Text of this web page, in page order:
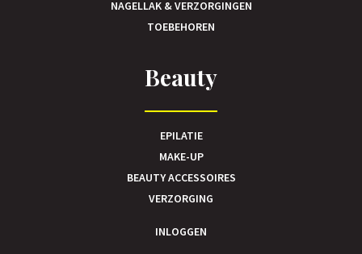
NAGELLAK & VERZORGINGEN
TOEBEHOREN
Beauty
EPILATIE
MAKE-UP
BEAUTY ACCESSOIRES
VERZORGING
INLOGGEN